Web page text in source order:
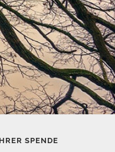
SPENDE